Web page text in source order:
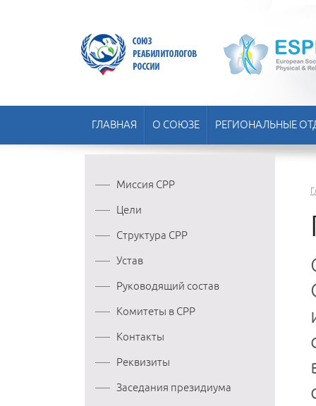
ГЛАВНАЯ О СОЮЗЕ РЕГИОНАЛЬНЫЕ
Миссия СРР
Цели
Структура СРР
Устав
Руководящий состав
Комитеты в СРР
Контакты
Реквизиты
Заседания президиума